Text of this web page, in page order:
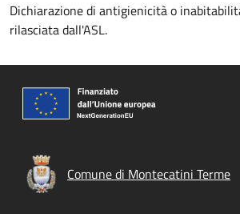
Dichiarazione di antigienicità o
rilasciata dall'ASL.
Comune di Montecatini Terme